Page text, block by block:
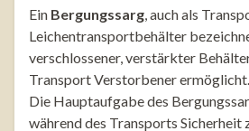
Ein Bergungssarg, auch als
Leichentransportbehälter
verschlossener, verstärkter
Transport Verstorbener ermöglicht.
Die Hauptaufgabe des
während des Transports Sicherheit